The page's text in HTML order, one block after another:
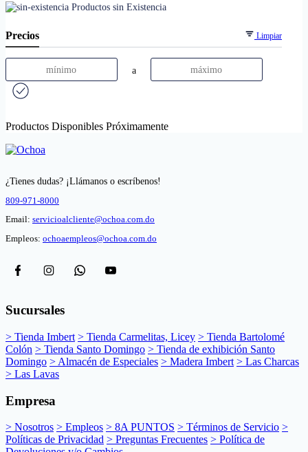
Productos sin Existencia
Precios Limpiar
a
Productos Disponibles Próximamente
¿Tienes dudas? ¡Llámanos o escríbenos!
809-971-8000
Email: servicioalcliente@ochoa.com.do
Empleos: ochoaempleos@ochoa.com.do
Sucursales
> Tienda Imbert > Tienda Carmelitas, Licey > Tienda Bartolomé
Colón > Tienda Santo Domingo > Tienda de exhibición Santo
Domingo > Almacén de Especiales > Madera Imbert > Las Charcas
> Las Lavas
Empresa
> Nosotros > Empleos > 8A PUNTOS > Términos de Servicio >
Políticas de Privacidad > Preguntas Frecuentes > Política de